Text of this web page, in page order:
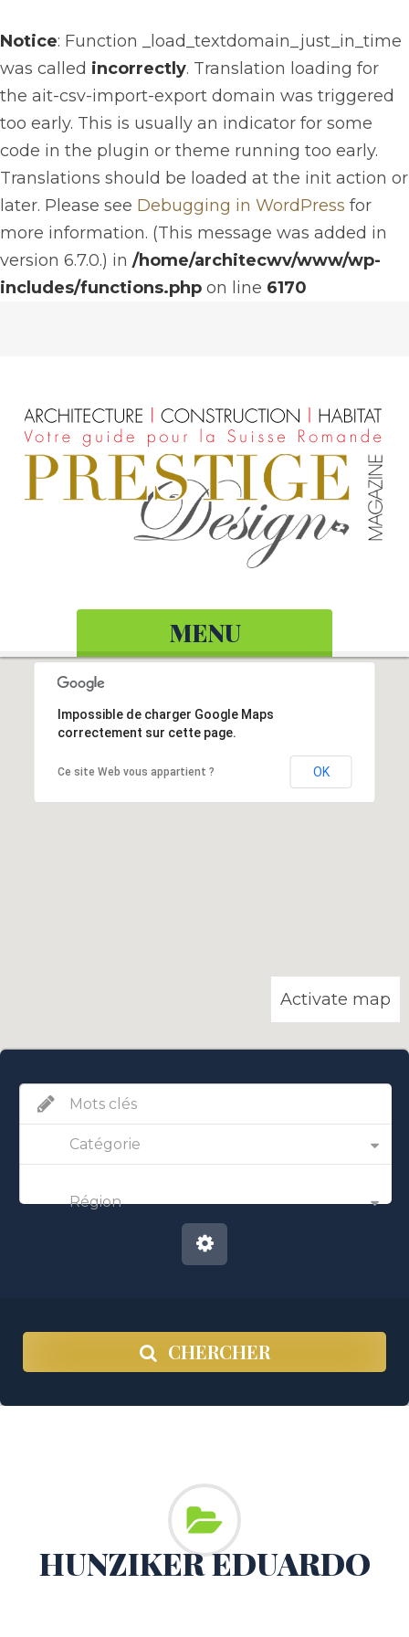
Notice: Function _load_textdomain_just_in_time
was called incorrectly. Translation loading for
the ait-csv-import-export domain was triggered
too early. This is usually an indicator for some
code in the plugin or theme running too early.
Translations should be loaded at the init action or
later. Please see Debugging in WordPress for
more information. (This message was added in
version 6.7.0.) in /home/architecwv/www/wp-
includes/functions.php on line 6170
MENU
Impossible de charger Google Maps
correctement sur cette page.
Ce site Web vous appartient ? OK
Activate map
Catégorie
Région
CHERCHER
HUNZIKER EDUARDO